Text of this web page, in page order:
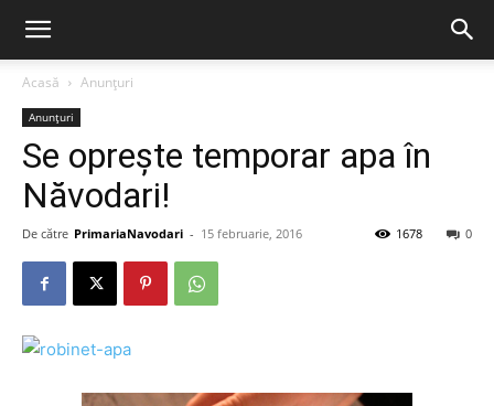
Acasă Anunțuri
Anunțuri
Se oprește temporar apa în
Năvodari!
De către PrimariaNavodari - 15 februarie, 2016 0
1678